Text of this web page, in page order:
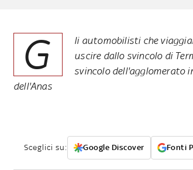
G
li automobilisti che
uscire dallo svincolo di
svincolo dell'agglomerato
dell'Anas
Sceglici su: Google Discover Fonti